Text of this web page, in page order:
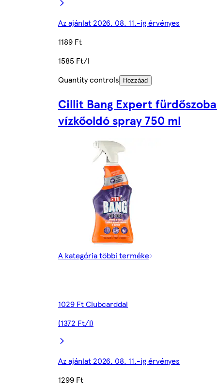
Az ajánlat 2026. 08. 11.-ig érvényes
1189 Ft
1585 Ft/l
Quantity controls
Hozzáad
Cillit Bang Expert
vízkőoldó spray 750 ml
A kategória többi terméke
1029 Ft Clubcarddal
(1372 Ft/l)
Az ajánlat 2026. 08. 11.-ig érvényes
1299 Ft